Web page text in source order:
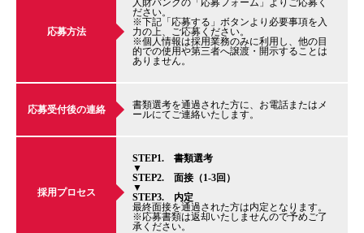
応募方法
ださい。
※下記「応募する」ボタンより必要事項を入
力の上、ご応募ください。
※個人情報は採用業務のみに利用し、他の目
的での使用や第三者へ譲渡・開示することは
ありません。
応募受付後の連絡
書類選考を通過された方に、お電話またはメ
ールにてご連絡いたします。
採用プロセス
STEP1. 書類選考
▼
STEP2. 面接（1-3回）
▼
STEP3. 内定
最終面接を通過された方は内定となります。
※応募書類は返却いたしませんので予めご了
承ください。